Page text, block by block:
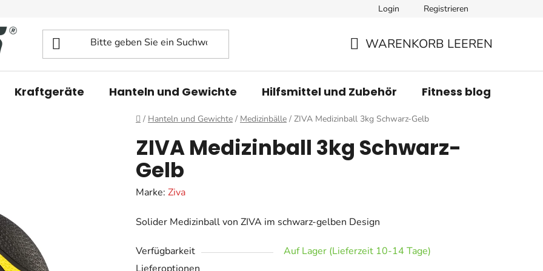
Login Registrieren
WARENKORB LEEREN
Kraftgeräte Hanteln und Gewichte Hilfsmittel und Zubehör Fitness blog
Startseite
/ Hanteln und Gewichte / Medizinbälle / ZIVA Medizinball 3kg Schwarz-Gelb
ZIVA Medizinball 3kg Schwarz-
Gelb
Marke: Ziva
Solider Medizinball von ZIVA im schwarz-gelben Design
Verfügbarkeit
Auf Lager (Lieferzeit 10-14 Tage)